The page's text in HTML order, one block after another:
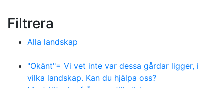
Filtrera
Alla landskap
"Okänt"= Vi vet inte var dessa gårdar ligger, i
vilka landskap. Kan du hjälpa oss?